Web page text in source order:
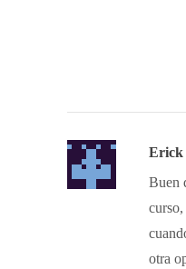
Erick
Buen
otra